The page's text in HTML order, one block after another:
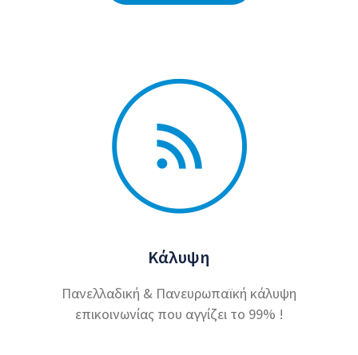
Κάλυψη
Πανελλαδική & Πανευρωπαϊκή κάλυψη
επικοινωνίας που αγγίζει το 99% !